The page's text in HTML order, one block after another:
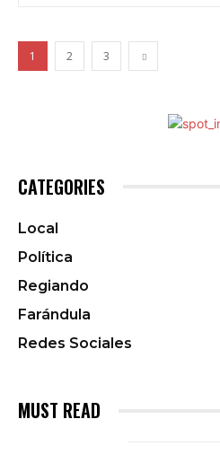
1 2 3
CATEGORIES
Local
Política
Regiando
Farándula
Redes Sociales
MUST READ